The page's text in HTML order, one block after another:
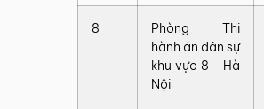
8
Phòng Thi
hành án dân sự
khu vực 8 – Hà
Nội